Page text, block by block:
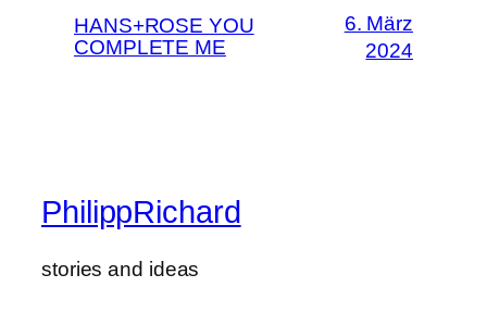
HANS+ROSE YOU
COMPLETE ME
6. März
2024
PhilippRichard
stories and ideas